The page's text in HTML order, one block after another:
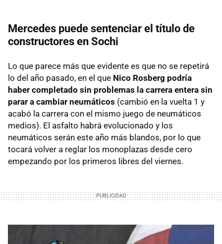
Mercedes puede sentenciar el título de
constructores en Sochi
Lo que parece más que evidente es que no se repetirá
lo del año pasado, en el que Nico Rosberg podría
haber completado sin problemas la carrera entera sin
parar a cambiar neumáticos (cambió en la vuelta 1 y
acabó la carrera con el mismo juego de neumáticos
medios). El asfalto habrá evolucionado y los
neumáticos serán este año más blandos, por lo que
tocará volver a reglar los monoplazas desde cero
empezando por los primeros libres del viernes.